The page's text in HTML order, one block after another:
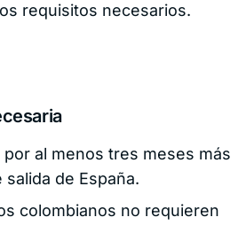
requisitos necesarios.
por al menos tres meses más
de España.
colombianos no requieren